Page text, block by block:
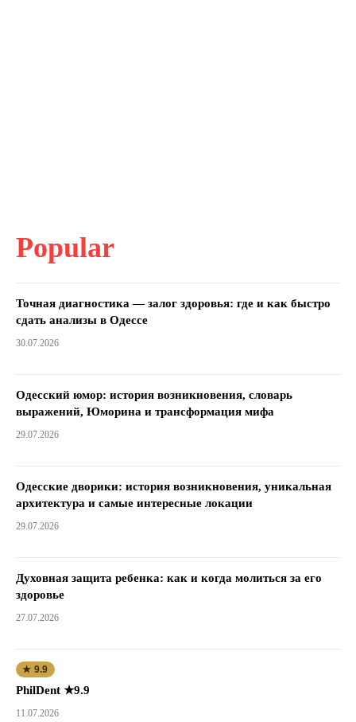
Popular
Точная диагностика — залог здоровья: где и как быстро
сдать анализы в Одессе
30.07.2026
Одесский юмор: история возникновения, словарь
выражений, Юморина и трансформация мифа
29.07.2026
Одесские дворики: история возникновения, уникальная
архитектура и самые интересные локации
29.07.2026
Духовная защита ребенка: как и когда молиться за его
здоровье
27.07.2026
★ 9.9
PhilDent ★9.9
11.07.2026